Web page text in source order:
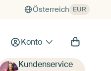
Österreich EUR
Konto
Kundenservice